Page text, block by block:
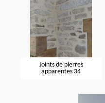
Joints de pierres
apparentes 34